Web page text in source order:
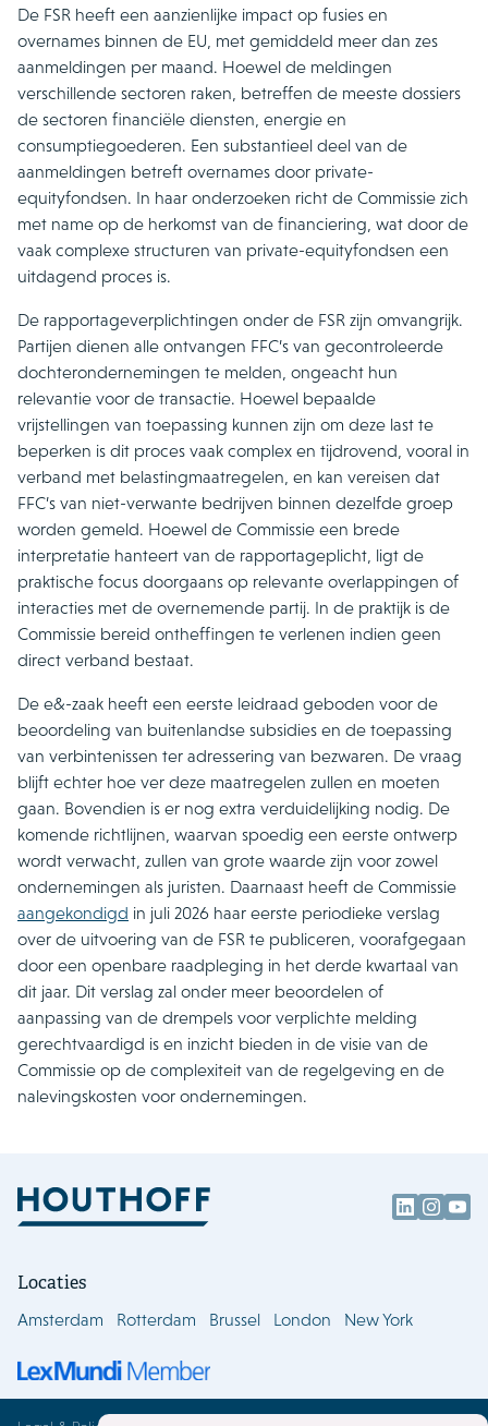
De FSR heeft een aanzienlijke impact op fusies en
overnames binnen de EU, met gemiddeld meer dan zes
aanmeldingen per maand. Hoewel de meldingen
verschillende sectoren raken, betreffen de meeste dossiers
de sectoren financiële diensten, energie en
consumptiegoederen. Een substantieel deel van de
aanmeldingen betreft overnames door private-
equityfondsen. In haar onderzoeken richt de Commissie zich
met name op de herkomst van de financiering, wat door de
vaak complexe structuren van private-equityfondsen een
uitdagend proces is.
De rapportageverplichtingen onder de FSR zijn omvangrijk.
Partijen dienen alle ontvangen FFC’s van gecontroleerde
dochterondernemingen te melden, ongeacht hun
relevantie voor de transactie. Hoewel bepaalde
vrijstellingen van toepassing kunnen zijn om deze last te
beperken is dit proces vaak complex en tijdrovend, vooral in
verband met belastingmaatregelen, en kan vereisen dat
FFC’s van niet-verwante bedrijven binnen dezelfde groep
worden gemeld. Hoewel de Commissie een brede
interpretatie hanteert van de rapportageplicht, ligt de
praktische focus doorgaans op relevante overlappingen of
interacties met de overnemende partij. In de praktijk is de
Commissie bereid ontheffingen te verlenen indien geen
direct verband bestaat.
De e&-zaak heeft een eerste leidraad geboden voor de
beoordeling van buitenlandse subsidies en de toepassing
van verbintenissen ter adressering van bezwaren. De vraag
blijft echter hoe ver deze maatregelen zullen en moeten
gaan. Bovendien is er nog extra verduidelijking nodig. De
komende richtlijnen, waarvan spoedig een eerste ontwerp
wordt verwacht, zullen van grote waarde zijn voor zowel
ondernemingen als juristen. Daarnaast heeft de Commissie
aangekondigd in juli 2026 haar eerste periodieke verslag
over de uitvoering van de FSR te publiceren, voorafgegaan
door een openbare raadpleging in het derde kwartaal van
dit jaar. Dit verslag zal onder meer beoordelen of
aanpassing van de drempels voor verplichte melding
gerechtvaardigd is en inzicht bieden in de visie van de
Commissie op de complexiteit van de regelgeving en de
nalevingskosten voor ondernemingen.
Locaties
Amsterdam Rotterdam Brussel London New York